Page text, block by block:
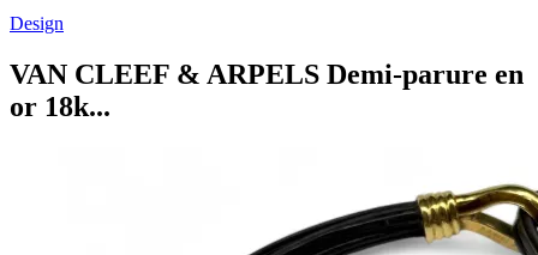
Design
VAN CLEEF & ARPELS Demi-parure en
or 18k...